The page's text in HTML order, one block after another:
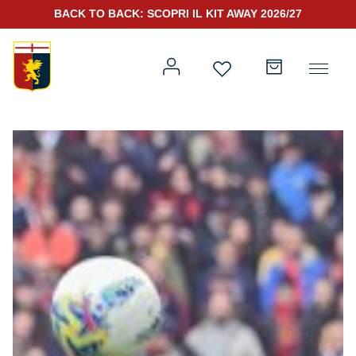
Prima squadra
Prima squadra
Genoa for Special
Kit Gara 2026/27
Training
Rappresentanza
Kit Gara 25/26
BACK TO BACK: SCOPRI IL KIT AWAY 2026/27